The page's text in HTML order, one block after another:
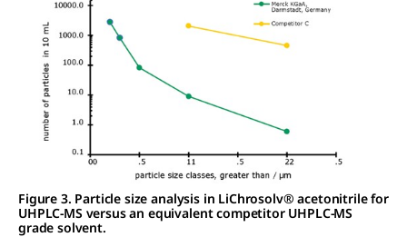
Figure 3. Particle size analysis in LiChrosolv® acetonitrile for
UHPLC-MS versus an equivalent competitor UHPLC-MS
grade solvent.